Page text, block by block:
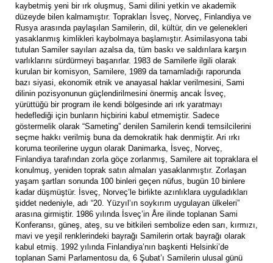
kaybetmiş yeni bir ırk oluşmuş, Sami dilini yetkin ve akademik
düzeyde bilen kalmamıştır. Toprakları İsveç, Norveç, Finlandiya ve
Rusya arasında paylaşılan Samilerin, dil, kültür, din ve gelenekleri
yasaklanmış kimlikleri kaybolmaya başlamıştır. Asimilasyona tabi
tutulan Samiler sayıları azalsa da, tüm baskı ve saldırılara karşın
varlıklarını sürdürmeyi başarırlar. 1983 de Samilerle ilgili olarak
kurulan bir komisyon, Samilere, 1989 da tamamladığı raporunda
bazı siyasi, ekonomik etnik ve anayasal haklar verilmesini, Sami
dilinin pozisyonunun güçlendirilmesini önermiş ancak İsveç,
yürüttüğü bir program ile kendi bölgesinde ari ırk yaratmayı
hedeflediği için bunların hiçbirini kabul etmemiştir. Sadece
göstermelik olarak “Sameting” denilen Samilerin kendi temsilcilerini
seçme hakkı verilmiş buna da demokratik hak denmiştir. Ari ırkı
koruma teorilerine uygun olarak Danimarka, İsveç, Norveç,
Finlandiya tarafından zorla göçe zorlanmış, Samilere ait topraklara el
konulmuş, yeniden toprak satın almaları yasaklanmıştır. Zorlaşan
yaşam şartları sonunda 100 binleri geçen nüfus, bugün 10 binlere
kadar düşmüştür. İsveç, Norveç’le birlikte azınlıklara uyguladıkları
şiddet nedeniyle, adı “20. Yüzyıl’ın soykırım uygulayan ülkeleri”
arasına girmiştir. 1986 yılında İsveç’in Åre ilinde toplanan Sami
Konferansı, güneş, ateş, su ve bitkileri sembolize eden sarı, kırmızı,
mavi ve yeşil renklerindeki bayrağı Samilerin ortak bayrağı olarak
kabul etmiş. 1992 yılında Finlandiya’nın başkenti Helsinki’de
toplanan Sami Parlamentosu da, 6 Şubat’ı Samilerin ulusal günü